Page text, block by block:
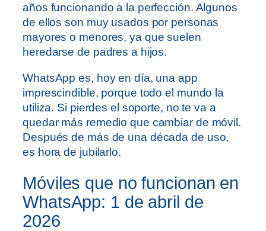
años funcionando a la perfección. Algunos
de ellos son muy usados por personas
mayores o menores, ya que suelen
heredarse de padres a hijos.
WhatsApp es, hoy en día, una app
imprescindible, porque todo el mundo la
utiliza. Si pierdes el soporte, no te va a
quedar más remedio que cambiar de móvil.
Después de más de una década de uso,
es hora de jubilarlo.
Móviles que no funcionan en
WhatsApp: 1 de abril de
2026